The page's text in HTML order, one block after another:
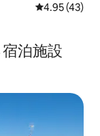
レビュー43
4.95 (43)
泊施設